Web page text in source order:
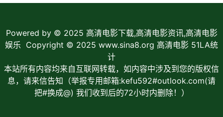
Powered by © 2025 高清电影下载,高清电影资讯,高清电影
娱乐 Copyright © 2025 www.sina8.org 高清电影 51LA统
计
本站所有内容均来自互联网转载，如内容中涉及到您的版权信
息，请来信告知（举报专用邮箱:kefu592#outlook.com(请
把#换成@) 我们收到后的72小时内删除！）